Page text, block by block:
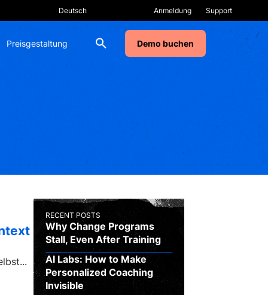
Anmeldung Support
Preisgestaltung Demo buchen
RECENT POSTS
Why Change Programs
Stall, Even After Training
AI Labs: How to Make
Personalized Coaching
Invisible